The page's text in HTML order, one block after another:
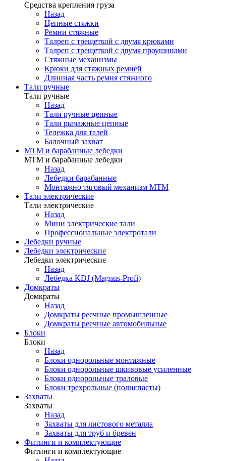
Средства крепления груза
Назад
Цепные стяжки
Ремни стяжные
Талреп с трещеткой с двумя крюками
Талреп с трещеткой с двумя проушинами
Стяжные механизмы
Крюки для стяжных ремней
Длинная часть ремня стяжного
Тали ручные
Тали ручные
Назад
Тали ручные цепные
Тали рычажные цепные
Тележка для талей
Балочный захват
МТМ и барабанные лебедки
МТМ и барабанные лебедки
Назад
Лебедки барабанные
Монтажно тяговый механизм МТМ
Тали электрические
Тали электрические
Назад
Мини электрические тали
Профессиональные электротали
Лебедки ручные
Лебедки электрические
Лебедки электрические
Назад
Лебедка KDJ (Magnus-Profi)
Домкраты
Домкраты
Назад
Домкраты реечные промышленные
Домкраты реечные автомобильные
Блоки
Блоки
Назад
Блоки однорольные монтажные
Блоки однорольные шкивовые усиленные
Блоки однорольные траловые
Блоки трехрольные (полиспасты)
Захваты
Захваты
Назад
Захваты для листового металла
Захваты для труб и бревен
Фитинги и комплектующие
Фитинги и комплектующие